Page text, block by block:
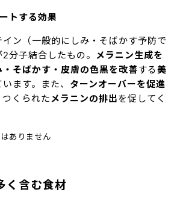
トする効果
ン（一般的にしみ・そばかす予防で
分子結合したもの。 メラニン生成を
・そばかす・皮膚の色黒を改善 する 美
ます。また、 ターンオーバーを促進
くられた メラニンの排出 を促してく
ありません
く含む食材